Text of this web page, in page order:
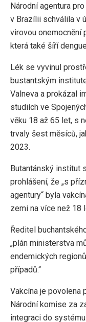
Národní agentura
v Brazílii schválila v
virovou onemocnění
která také šíří
Lék se vyvinul
bustantským
Valneva a prokázal
studiích ve
věku 18 až 65 let, s
trvaly šest měsíců,
2023.
Butantánský institut
prohlášení, že „s
agentury“ byla
zemi na více než 18
Ředitel
„plán ministerstva
endemických
případů.“
Vakcína je povolena
Národní komise za
integraci do